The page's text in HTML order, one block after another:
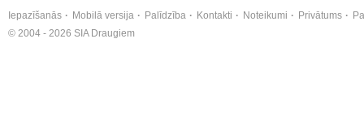
Iepazīšanās Mobilā versija Palīdzība Kontakti Noteikumi Privātums
© 2004 - 2026 SIA Draugiem